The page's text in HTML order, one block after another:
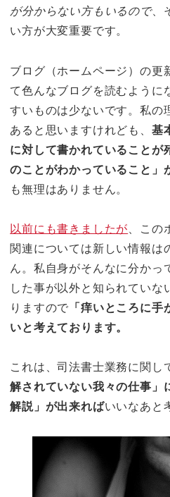
が分からない方もいるので、
い方が大変重要です。
ブログ（ホームページ）の更
て色んなブログを読むように
すいものは少ないです。私の
あると思いますけれども、 基
に対して書かれていることが
のことがわかっていること」
も無理はありません。
以前にも書きましたが、この
関連については新しい情報は
ん。私自身がそんなに分かっ
した事が以外と知られていな
りますので 「痒いところに
いと考えております。
これは、司法書士業務に関し
解されていない我々の仕事」
解説」が出来ればいいなあと